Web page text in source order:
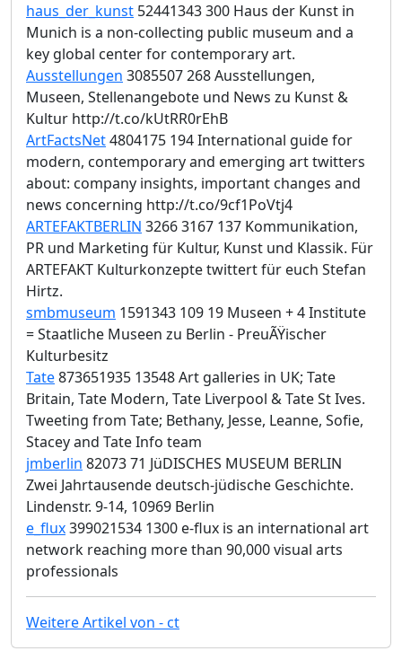
haus_der_kunst 52441343 300 Haus der Kunst in
Munich is a non-collecting public museum and a
key global center for contemporary art.
Ausstellungen 3085507 268 Ausstellungen,
Museen, Stellenangebote und News zu Kunst &
Kultur http://t.co/kUtRR0rEhB
ArtFactsNet4804175 194 International guide for
modern, contemporary and emerging art twitters
about: company insights, important changes and
news concerning http://t.co/9cf1PoVtj4
ARTEFAKTBERLIN 3266 3167 137 Kommunikation,
PR und Marketing für Kultur, Kunst und Klassik. Für
ARTEFAKT Kulturkonzepte twittert für euch Stefan
Hirtz.
smbmuseum 1591343 109 19 Museen + 4 Institute
= Staatliche Museen zu Berlin - PreuÃŸischer
Kulturbesitz
Tate873651935 13548 Art galleries in UK; Tate
Britain, Tate Modern, Tate Liverpool & Tate St Ives.
Tweeting from Tate; Bethany, Jesse, Leanne, Sofie,
Stacey and Tate Info team
jmberlin 82073 71 JüDISCHES MUSEUM BERLIN
Zwei Jahrtausende deutsch-jüdische Geschichte.
Lindenstr. 9-14, 10969 Berlin
e_flux399021534 1300 e-flux is an international art
network reaching more than 90,000 visual arts
professionals
Weitere Artikel von - ct